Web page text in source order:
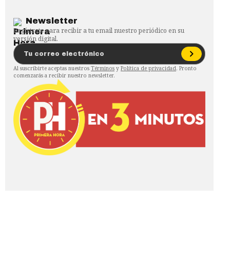
Newsletter
Regístrate para recibir a tu email nuestro periódico en su
versión digital.
Al suscribirte aceptas nuestros Términos y Política de privacidad. Pronto
comenzarás a recibir nuestro newsletter.